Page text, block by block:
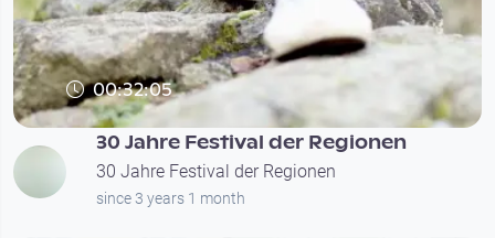
00:32:05
30 Jahre Festival der Regionen
30 Jahre Festival der Regionen
since 3 years 1 month